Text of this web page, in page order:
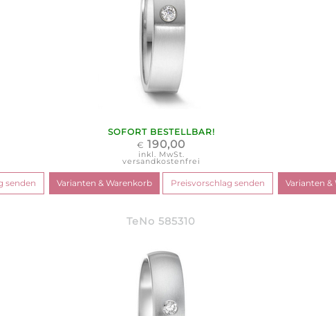
SOFORT BESTELLBAR!
€ 190,00
inkl. MwSt.
versandkostenfrei
TeNo 585310